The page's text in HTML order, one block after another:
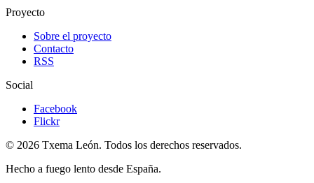
Proyecto
Sobre el proyecto
Contacto
RSS
Social
Facebook
Flickr
© 2026 Txema León. Todos los derechos reservados.
Hecho a fuego lento desde España.